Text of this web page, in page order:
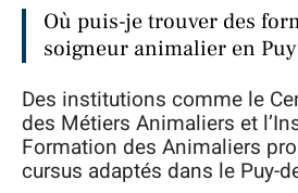
Où puis-je trouver des
soigneur animalier en
Des institutions comme le
des Métiers Animaliers et
Formation des Animaliers
cursus adaptés dans le Puy-